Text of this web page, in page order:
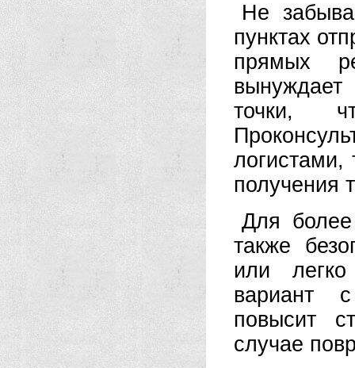
Не
пунктах
прямых
точки,
логистами,
получения
Для более
также
или
вариант
повысит
случае